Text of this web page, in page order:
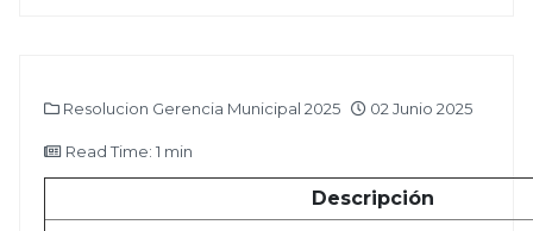
Resolucion Gerencia Municipal 2025 02 Junio 2025
Read Time: 1 min
Descripción